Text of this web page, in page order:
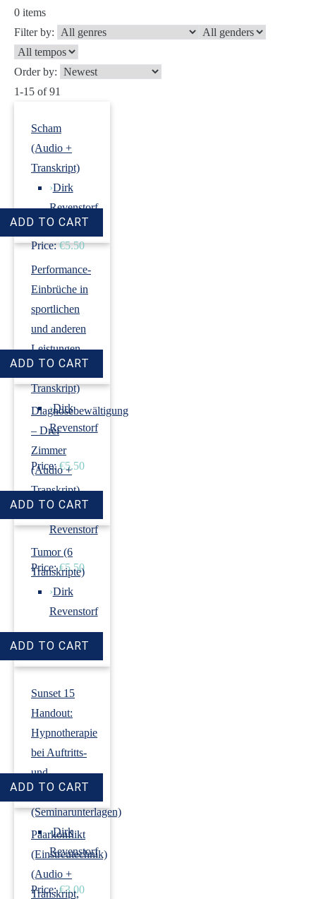
0 items
Filter by:
Order by:
1-15 of 91
Scham
(Audio +
Transkript)
›Dirk
Revenstorf
Price: €5.50
Performance-
Einbrüche in
sportlichen
und anderen
Leistungen
(Audio +
Transkript)
›Dirk
Revenstorf
Price: €5.50
Diagnosebewältigung
– Drei
Zimmer
(Audio +
Transkript)
›Dirk
Revenstorf
Price: €5.50
Tumor (6
Transkripte)
›Dirk
Revenstorf
Price: €18.00
Sunset 15
Handout:
Hypnotherapie
bei Auftritts-
und
Prüfungsangst
(Seminarunterlagen)
›Dirk
Revenstorf
Price: €3.00
Paarkonflikt
(Einstreutechnik)
(Audio +
Transkript,